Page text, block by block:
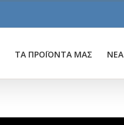
ΤΑ ΠΡΟΪΟΝΤΑ ΜΑΣ ΝΕΑ